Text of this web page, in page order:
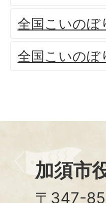
全国こいのぼ
全国こいのぼ
加須市
〒347-